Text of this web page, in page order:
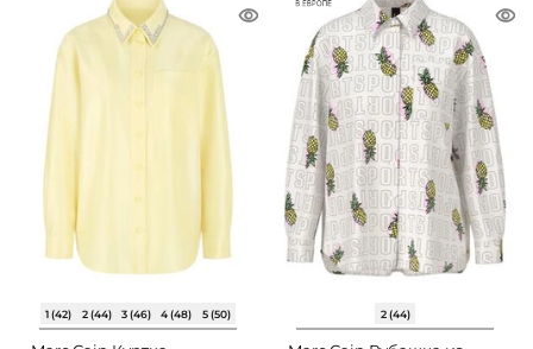
1 (42) 2 (44) 3 (46) 4 (48) 5 (50) 2 (44)